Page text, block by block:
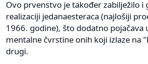
Ovo prvenstvo je također zabilježilo i
realizaciji jedanaesteraca (najlošiji
1966. godine), što dodatno pojačava
mentalne čvrstine onih koji izlaze na
drugi.